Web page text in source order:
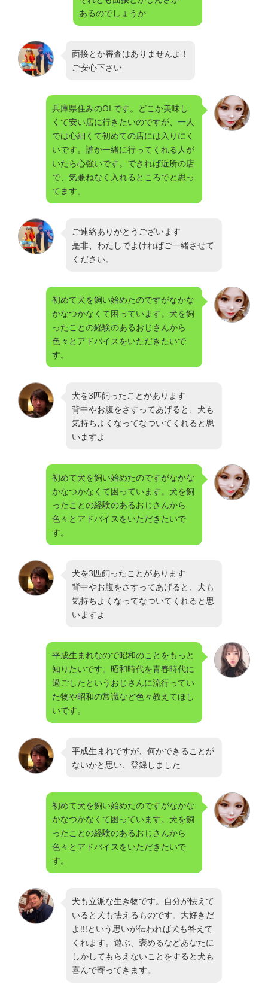
あるのでしょうか
面接とか審査はありませんよ！
ご安心下さい
兵庫県住みのOLです。どこか美味し
くて安い店に行きたいのですが、一人
では心細くて初めての店には入りにく
いです。誰か一緒に行ってくれる人が
いたら心強いです。できれば近所の店
で、気兼ねなく入れるところでと思っ
てます。
ご連絡ありがとうございます
是非、わたしでよければご一緒させて
ください。
初めて犬を飼い始めたのですがなかな
かなつかなくて困っています。犬を飼
ったことの経験のあるおじさんから
色々とアドバイスをいただきたいで
す。
犬を3匹飼ったことがあります
背中やお腹をさすってあげると、犬も
気持ちよくなってなついてくれると思
いますよ
初めて犬を飼い始めたのですがなかな
かなつかなくて困っています。犬を飼
ったことの経験のあるおじさんから
色々とアドバイスをいただきたいで
す。
犬を3匹飼ったことがあります
背中やお腹をさすってあげると、犬も
気持ちよくなってなついてくれると思
いますよ
平成生まれなので昭和のことをもっと
知りたいです。昭和時代を青春時代に
過ごしたというおじさんに流行ってい
た物や昭和の常識など色々教えてほし
いです。
平成生まれですが、何かできることが
ないかと思い、登録しました
初めて犬を飼い始めたのですがなかな
かなつかなくて困っています。犬を飼
ったことの経験のあるおじさんから
色々とアドバイスをいただきたいで
す。
犬も立派な生き物です。自分が怯えて
いると犬も怯えるものです。大好きだ
よ!!!という思いが伝われば犬も答えて
くれます。遊ぶ、褒めるなどあなたに
しかしてもらえないことをすると犬も
喜んで寄ってきます。